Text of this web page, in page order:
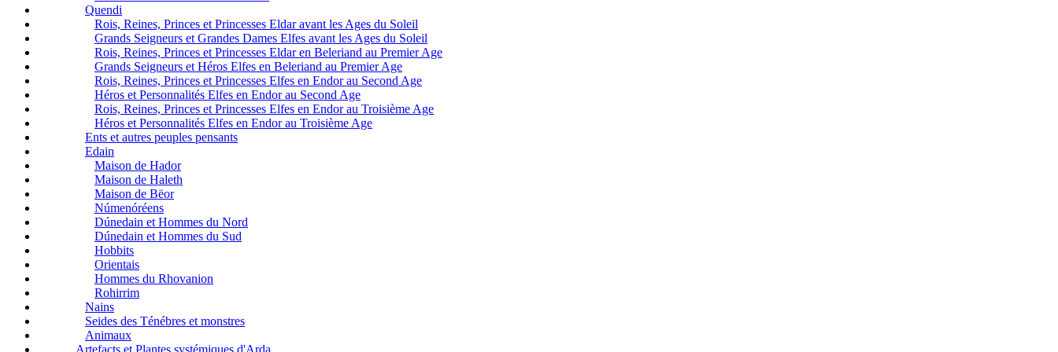
Quendi
Rois, Reines, Princes et Princesses Eldar avant les Ages du Soleil
Grands Seigneurs et Grandes Dames Elfes avant les Ages du Soleil
Rois, Reines, Princes et Princesses Eldar en Beleriand au Premier Age
Grands Seigneurs et Héros Elfes en Beleriand au Premier Age
Rois, Reines, Princes et Princesses Elfes en Endor au Second Age
Héros et Personnalités Elfes en Endor au Second Age
Rois, Reines, Princes et Princesses Elfes en Endor au Troisième Age
Héros et Personnalités Elfes en Endor au Troisième Age
Ents et autres peuples pensants
Edain
Maison de Hador
Maison de Haleth
Maison de Bëor
Númenóréens
Dúnedain et Hommes du Nord
Dúnedain et Hommes du Sud
Hobbits
Orientais
Hommes du Rhovanion
Rohirrim
Nains
Seides des Ténébres et monstres
Animaux
Artefacts et Plantes systémiques d'Arda